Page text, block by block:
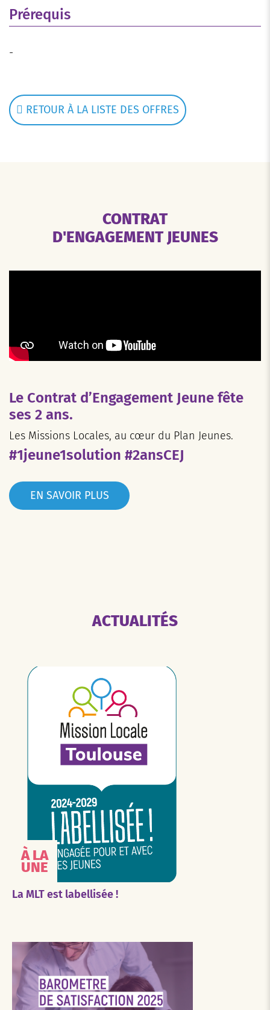
Prérequis
-
RETOUR À LA LISTE DES OFFRES
CONTRAT
D'ENGAGEMENT JEUNES
Le Contrat d’Engagement Jeune fête
ses 2 ans.
Les Missions Locales, au cœur du Plan Jeunes.
#1jeune1solution #2ansCEJ
EN SAVOIR PLUS
ACTUALITÉS
À LA
UNE
La MLT est labellisée !